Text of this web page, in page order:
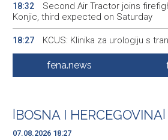
18:32
Second Air Tractor joins
Konjic, third expected on Saturday
18:27
KCUS: Klinika za urologiju s
preseljena u savremeno opremljene
Vatrogasci Civilne zaštite KS
18:21
Ticket sales for the 32nd
begins on Monday at the Main Box
fena.news
BOSNA I HERCEGOVINA
07.08.2026 18:27